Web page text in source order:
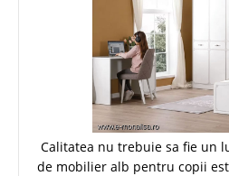
Calitatea nu trebuie sa fie un
de mobilier alb pentru copii